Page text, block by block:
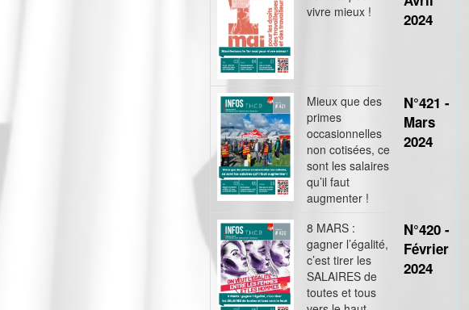
vivre mieux !
2024
Mieux que des
primes
occasionnelles
non cotisées, ce
sont les salaires
qu’il faut
augmenter !
N°421 -
Mars
2024
8 MARS :
gagner l’égalité,
c’est tirer les
SALAIRES de
toutes et tous
N°420 -
Février
2024